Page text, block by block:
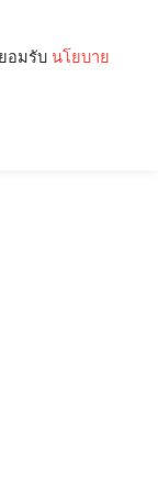
อมรับ นโยบาย